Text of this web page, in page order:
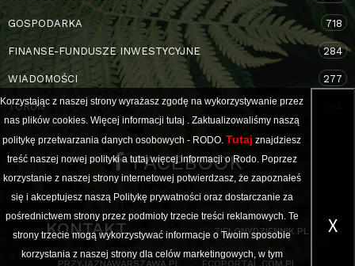
GOSPODARKA 718
FINANSE-FUNDUSZE INWESTYCYJNE 284
WIADOMOŚCI 277
TORUŃ
FACEBOOK
KONTAKT ZIELONYDZIENNIK.PL
PRZYJAZNAWARSZAWA.PL ECOPORTAL.COM.PL
Korzystając z naszej strony wyrażasz zgodę na wykorzystywanie przez
nas plików cookies. Więcej informacji tutaj . Zaktualizowaliśmy naszą
politykę przetwarzania danych osobowych - RODO. Tutaj znajdziesz
treść naszej nowej polityki a tutajwięcej informacji o Rodo. Poprzez
korzystanie z naszej strony internetowej potwierdzasz, że zapoznałeś
się i akceptujesz naszą Politykę prywatności oraz dostarczanie za
pośrednictwem strony przez podmioty trzecie treści reklamowych. Te
strony trzecie mogą wykorzystywać informacje o Twoim sposobie
korzystania z naszej strony dla celów marketingowych, w tym
X